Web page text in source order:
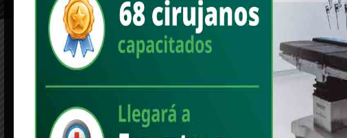
Por Alan Castro Parra Como nueva interlocutora entre el
Gobierno del Estado y el Ayuntamiento de Hermosillo, la Jefa de
Oficina del Ejecutivo Estat [...]
/ 5 POSTS